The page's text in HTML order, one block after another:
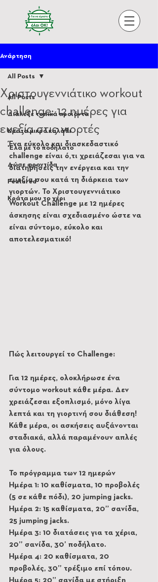
Ανάρτηση
All Posts
Διάλεξε τοπικά προϊόντα
Κράτα μικρό καλάθι
'Ελα με το ποδήλατο
Δώσε φροντίδα
Featured
Κράτα μου το χέρι
All Posts
Χριστουγεννιάτικο workout
challenge: 12 ημέρες για
ευεξία στις γιορτές
Ένα εύκολο και διασκεδαστικό
challenge είναι ό,τι χρειάζεσαι για να
διατηρήσεις την ενέργεια και την
ευεξία σου κατά τη διάρκεια των
γιορτών. Το Χριστουγεννιάτικο
Workout Challenge με 12 ημέρες
άσκησης είναι σχεδιασμένο ώστε να
είναι σύντομο, εύκολο και
αποτελεσματικό!
Πώς λειτουργεί το Challenge:
Για 12 ημέρες, ολοκλήρωσε ένα
σύντομο workout κάθε μέρα. Δεν
χρειάζεσαι εξοπλισμό, μόνο λίγα
λεπτά και τη γιορτινή σου διάθεση!
Κάθε μέρα, οι ασκήσεις αυξάνονται
σταδιακά, αλλά παραμένουν απλές
για όλους.
Το πρόγραμμα των 12 ημερών
Ημέρα 1: 10 καθίσματα, 10 προβολές
(5 σε κάθε πόδι), 20 jumping jacks.
Ημέρα 2: 15 καθίσματα, 20” σανίδα,
25 jumping jacks.
Ημέρα 3: 10 διατάσεις για τα χέρια,
20” σανίδα, 30’ ποδήλατο.
Ημέρα 4: 20 καθίσματα, 20
προβολές, 30” τρέξιμο επί τόπου.
Ημέρα 5: 20” σανίδα με στήριξη